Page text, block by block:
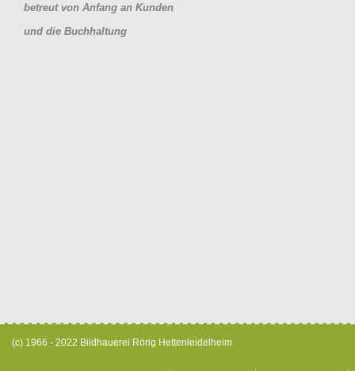
betreut von Anfang an Kunden
und die Buchhaltung
(c) 1966 - 2022 Bildhauerei Rörig Hettenleidelheim